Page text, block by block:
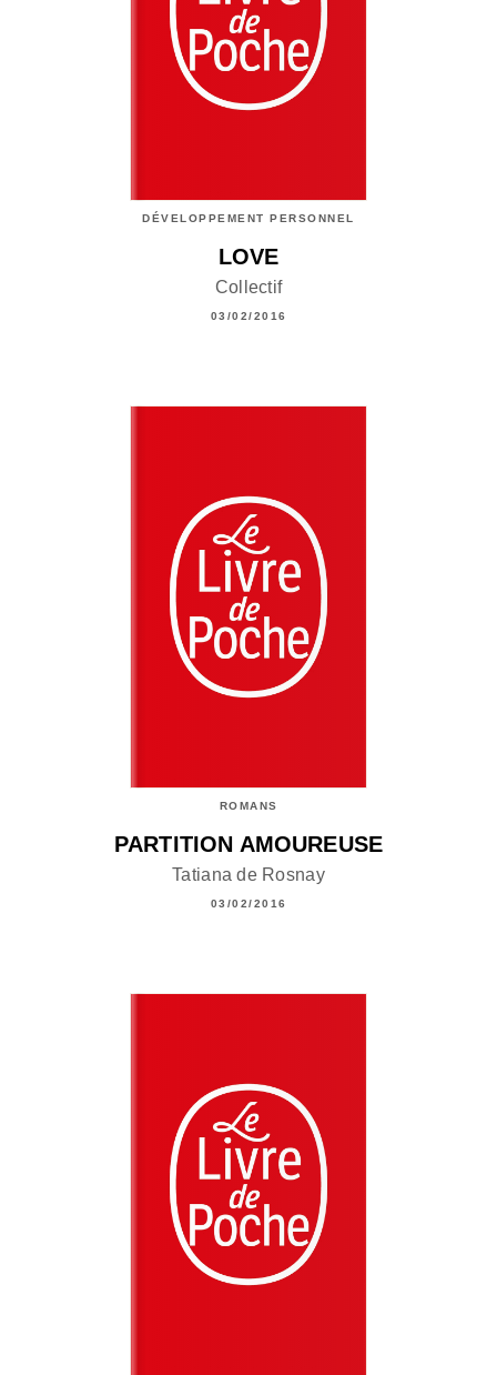
DÉVELOPPEMENT PERSONNEL
LOVE
Collectif
03/02/2016
ROMANS
PARTITION AMOUREUSE
Tatiana de Rosnay
03/02/2016